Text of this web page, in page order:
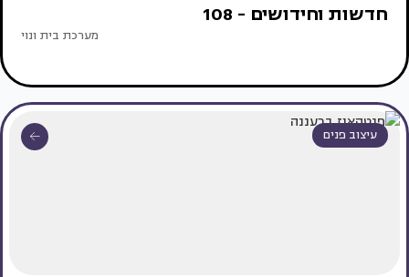
חדשות וחידושים - 108
מערכת בית ונוי
עיצוב פנים